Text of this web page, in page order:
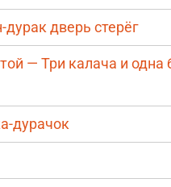
дверь стерёг
— Три калача и одна
дурачок